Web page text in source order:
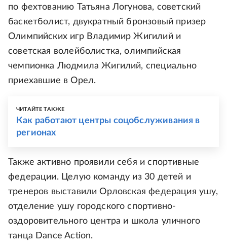
по фехтованию Татьяна Логунова, советский
баскетболист, двукратный бронзовый призер
Олимпийских игр Владимир Жигилий и
советская волейболистка, олимпийская
чемпионка Людмила Жигилий, специально
приехавшие в Орел.
ЧИТАЙТЕ ТАКЖЕ
Как работают центры соцобслуживания в
регионах
Также активно проявили себя и спортивные
федерации. Целую команду из 30 детей и
тренеров выставили Орловская федерация ушу,
отделение ушу городского спортивно-
оздоровительного центра и школа уличного
танца Dance Action.